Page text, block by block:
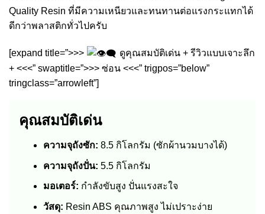
Quality Resin ที่มีความเหนียวและทนทานต่อแรงกระแทกได้
ดีกว่าพลาสติกทั่วไปครับ
[expand title=”>>>
ดูคุณสมบัติเด่น + รีวิวแบบเจาะลึก
+ <<<” swaptitle=”>>> ซ่อน <<<” trigpos=”below”
tringclass=”arrowleft”]
คุณสมบัติเด่น
ความจุถังซัก: 8.5 กิโลกรัม (ซักผ้านวมบางได้)
ความจุถังปั่น: 5.5 กิโลกรัม
มอเตอร์: กำลังขับสูง ปั่นแรงสะใจ
วัสดุ: Resin ABS คุณภาพสูง ไม่เปราะง่าย